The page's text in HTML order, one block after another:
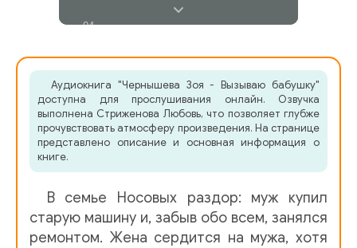
04
Аудиокнига "Чернышева Зоя - Вызываю бабушку"
доступна для прослушивания онлайн. Озвучка
выполнена Стриженова Любовь, что позволяет глубже
прочувствовать атмосферу произведения. На странице
представлено описание и основная информация о
книге.
В семье Носовых раздор: муж купил
старую машину и, забыв обо всем, занялся
ремонтом. Жена сердится на мужа, хотя